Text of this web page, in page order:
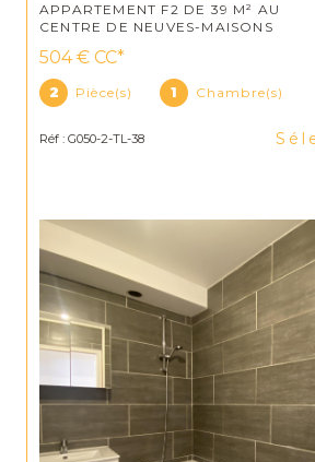
APPARTEMENT F2 DE 39 M² AU
CENTRE DE NEUVES-MAISONS
504 € CC*
2 Pièce(s) 1 Chambre(s)
Réf : G050-2-TL-38